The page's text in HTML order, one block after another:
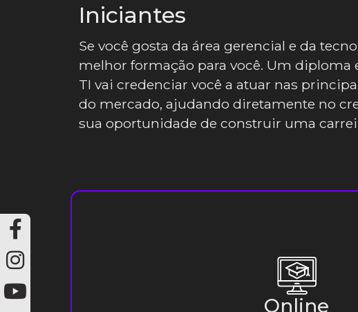
Iniciantes
Se você gosta da área gerencial e da
melhor formação para você. Um diploma
TI vai credenciar você a atuar nas
do mercado, ajudando diretamente no
sua oportunidade de construir uma
Online